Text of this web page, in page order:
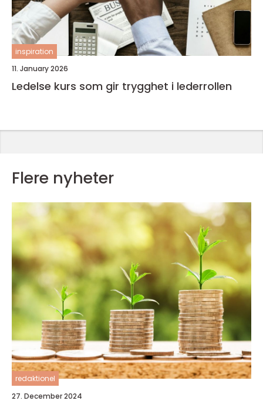
inspiration
11. January 2026
Ledelse kurs som gir trygghet i lederrollen
Flere nyheter
redaktionel
27. December 2024